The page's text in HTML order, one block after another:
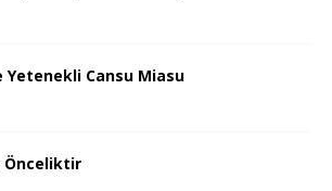
Yetenekli Cansu Miasu
Önceliktir